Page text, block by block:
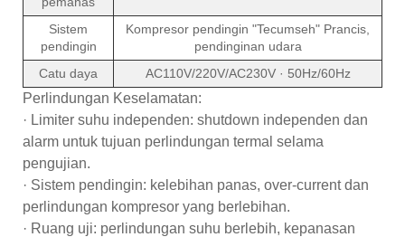
Sistem
pendingin
Kompresor pendingin "Tecumseh" Prancis,
pendinginan udara
Catu daya
AC110V/220V/AC230V · 50Hz/60Hz
Perlindungan Keselamatan:
· Limiter suhu independen: shutdown independen dan
alarm untuk tujuan perlindungan termal selama
pengujian.
· Sistem pendingin: kelebihan panas, over-current dan
perlindungan kompresor yang berlebihan.
· Ruang uji: perlindungan suhu berlebih, kepanasan